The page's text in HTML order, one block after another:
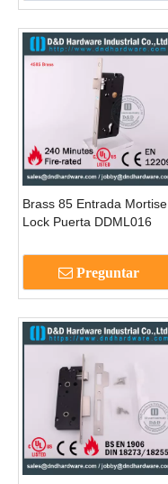
Brass 85 Entrada Mortise
Lock Puerta DDML016
Preguntar